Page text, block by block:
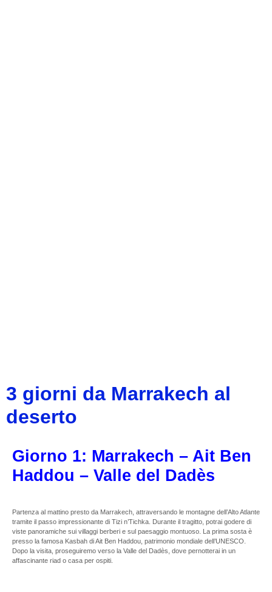
3 giorni da Marrakech al
deserto
Giorno 1: Marrakech – Ait Ben
Haddou – Valle del Dadès
Partenza al mattino presto da Marrakech, attraversando le montagne dell’Alto Atlante
tramite il passo impressionante di Tizi n’Tichka. Durante il tragitto, potrai godere di
viste panoramiche sui villaggi berberi e sul paesaggio montuoso. La prima sosta è
presso la famosa Kasbah di Ait Ben Haddou, patrimonio mondiale dell’UNESCO.
Dopo la visita, proseguiremo verso la Valle del Dadès, dove pernotterai in un
affascinante riad o casa per ospiti.